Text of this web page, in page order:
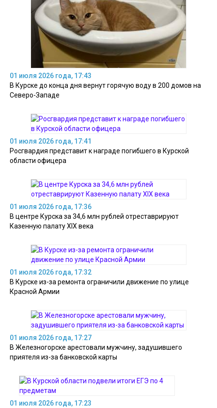
01 июля 2026 года, 17:43
В Курске до конца дня вернут горячую воду в 200 домов на
Северо-Западе
01 июля 2026 года, 17:41
Росгвардия представит к награде погибшего в Курской
области офицера
01 июля 2026 года, 17:36
В центре Курска за 34,6 млн рублей отреставрируют
Казенную палату XIX века
01 июля 2026 года, 17:32
В Курске из-за ремонта ограничили движение по улице
Красной Армии
01 июля 2026 года, 17:27
В Железногорске арестовали мужчину, задушившего
приятеля из-за банковской карты
01 июля 2026 года, 17:23